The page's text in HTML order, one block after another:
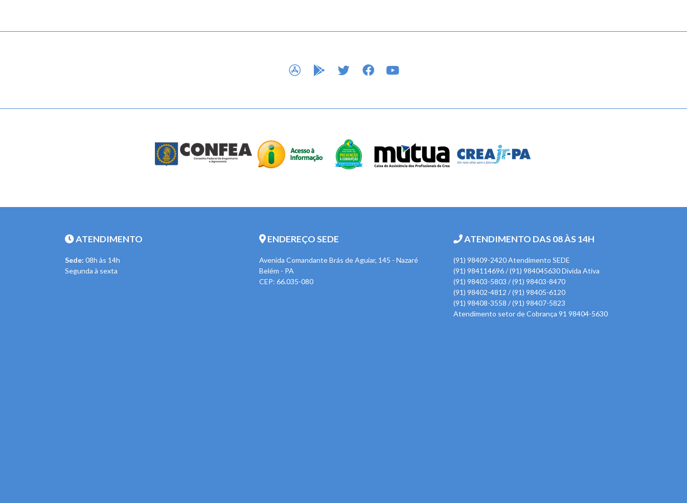
APP STOREGOOGLE PLAY
TWITTERFACEBOOK
ATENDIMENTO
Sede: 08h às 14h
Segunda à sexta
ENDEREÇO SEDE
Avenida Comandante Brás de Aguiar, 145 - Nazaré
Belém - PA
CEP: 66.035-080
ATENDIMENTO DAS 08 ÀS 14H
(91) 98409-2420 Atendimento SEDE
(91) 984114696 / (91) 984045630 Divida Ativa
(91) 98403-5803 / (91) 98403-8470
(91) 98402-4812 / (91) 98405-6120
(91) 98408-3558 / (91) 98407-5823
Atendimento setor de Cobrança 91 98404-5630